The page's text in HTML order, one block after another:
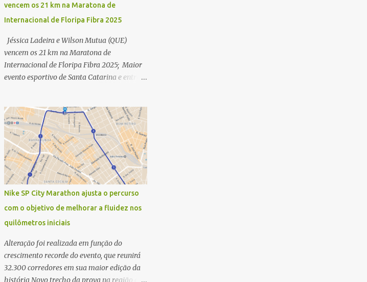
vencem os 21 km na Maratona de
Internacional de Floripa Fibra 2025
Jéssica Ladeira e Wilson Mutua (QUE)
vencem os 21 km na Maratona de
Internacional de Floripa Fibra 2025; Maior
evento esportivo de Santa Catarina e entre
domingo (30) - Fotos: G2 Filmes/Maratona
de Floripa Florianópolis, 30 de agosto de
2025 - Começaram as corridas da
Maratona Internacional de Floripa Fibra
2025. Na manhã deste sábado (30) foram
conhecidos os campeões dos 21 km do maior
evento esportivo de Santa Catarina. A
mineira Jessica Ladeira e o queniano Wilson
Mutua foram os vencedores da meia
maratona, ambos com a quebra de recorde
prova principal, os 42,195 km da maratona,
além da corrida de 5 KM. As largadas, na
Avenida Beira-Mar Norte, em Florianópolis,
Nike SP City Marathon ajusta o percurso
com o objetivo de melhorar a fluidez nos
quilômetros iniciais
Alteração foi realizada em função do
crescimento recorde do evento, que reunirá
32.300 corredores em sua maior edição da
história Novo trecho da prova na região do